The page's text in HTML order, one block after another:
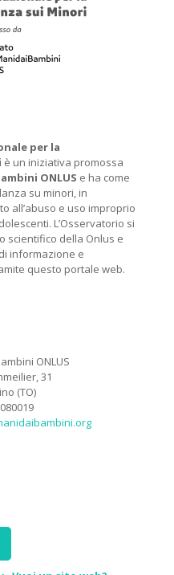
per la
è un iniziativa promossa
ONLUS e ha come
su minori, in
all’abuso e uso improprio
L’Osservatorio si
scientifico della Onlus e
informazione e
questo portale web.
ONLUS
31
(TO)